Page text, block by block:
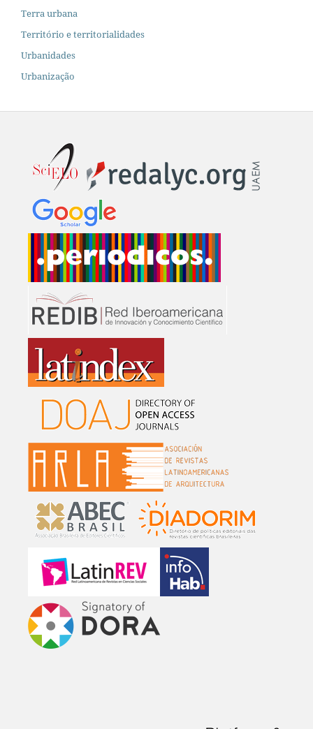
Terra urbana
Território e territorialidades
Urbanidades
Urbanização